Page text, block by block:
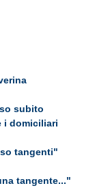
subito
i domiciliari
tangenti"
tangente..."